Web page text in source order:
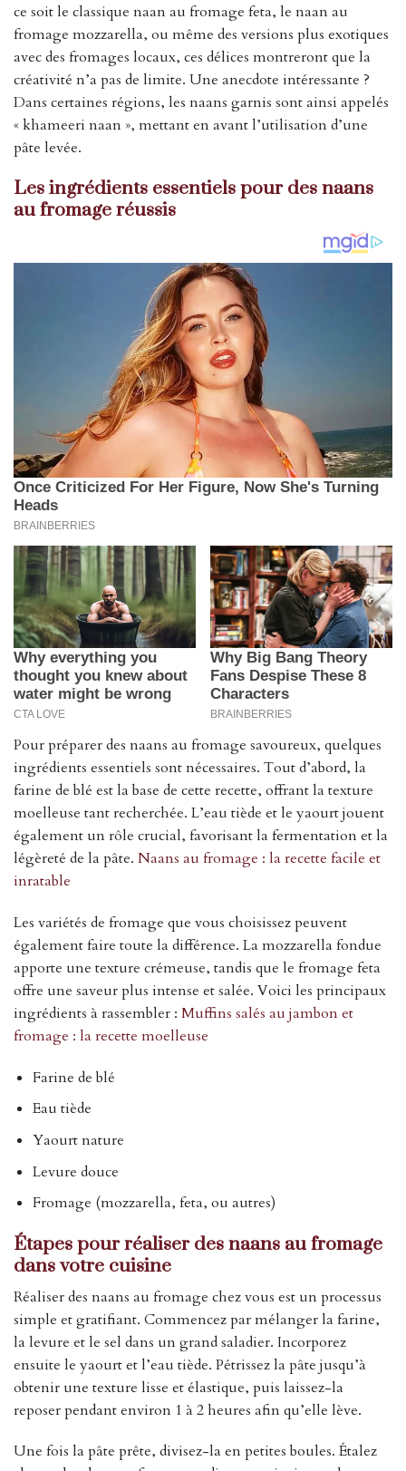
ce soit le classique naan au fromage feta, le naan au
fromage mozzarella, ou même des versions plus exotiques
avec des fromages locaux, ces délices montreront que la
créativité n’a pas de limite. Une anecdote intéressante ?
Dans certaines régions, les naans garnis sont ainsi appelés
« khameeri naan », mettant en avant l’utilisation d’une
pâte levée.
Les ingrédients essentiels pour des naans
au fromage réussis
Pour préparer des naans au fromage savoureux, quelques
ingrédients essentiels sont nécessaires. Tout d’abord, la
farine de blé est la base de cette recette, offrant la texture
moelleuse tant recherchée. L’eau tiède et le yaourt jouent
également un rôle crucial, favorisant la fermentation et la
légèreté de la pâte. Naans au fromage : la recette facile et
inratable
Les variétés de fromage que vous choisissez peuvent
également faire toute la différence. La mozzarella fondue
apporte une texture crémeuse, tandis que le fromage feta
offre une saveur plus intense et salée. Voici les principaux
ingrédients à rassembler : Muffins salés au jambon et
fromage : la recette moelleuse
Farine de blé
Eau tiède
Yaourt nature
Levure douce
Fromage (mozzarella, feta, ou autres)
Étapes pour réaliser des naans au fromage
dans votre cuisine
Réaliser des naans au fromage chez vous est un processus
simple et gratifiant. Commencez par mélanger la farine,
la levure et le sel dans un grand saladier. Incorporez
ensuite le yaourt et l’eau tiède. Pétrissez la pâte jusqu’à
obtenir une texture lisse et élastique, puis laissez-la
reposer pendant environ 1 à 2 heures afin qu’elle lève.
Une fois la pâte prête, divisez-la en petites boules. Étalez